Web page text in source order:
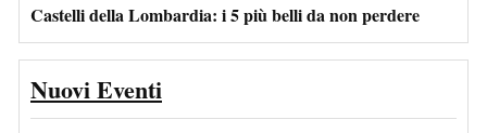
Castelli della Lombardia: i 5 più belli da non perdere
Nuovi Eventi